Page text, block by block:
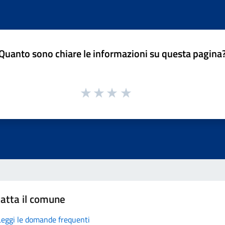
sono chiare le informazioni su questa
il comune
le domande frequenti